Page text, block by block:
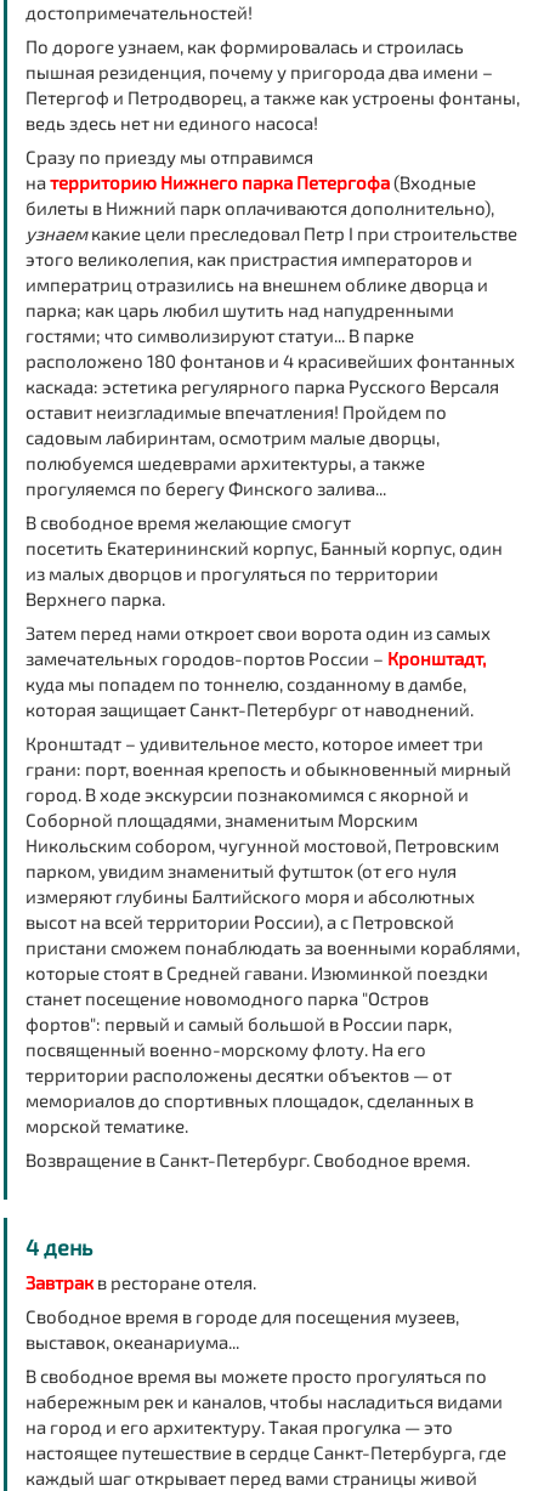
достопримечательностей!
По дороге узнаем, как формировалась и строилась
пышная резиденция, почему у пригорода два имени –
Петергоф и Петродворец, а также как устроены фонтаны,
ведь здесь нет ни единого насоса!
Сразу по приезду мы отправимся
натерриторию Нижнего парка Петергофа(Входные
билеты в Нижний парк оплачиваются дополнительно),
узнаемкакие цели преследовал Петр I при строительстве
этого великолепия, как пристрастия императоров и
императриц отразились на внешнем облике дворца и
парка; как царь любил шутить над напудренными
гостями; что символизируют статуи... В парке
расположено 180 фонтанов и 4 красивейших фонтанных
каскада: эстетика регулярного парка Русского Версаля
оставит неизгладимые впечатления! Пройдем по
садовым лабиринтам, осмотрим малые дворцы,
полюбуемся шедеврами архитектуры, а также
прогуляемся по берегу Финского залива...
В свободное время желающие смогут
посетить Екатерининский корпус, Банный корпус, один
из малых дворцов и прогуляться по территории
Верхнего парка.
Затем перед нами откроет свои ворота один из самых
замечательных городов-портов России – Кронштадт,
куда мы попадем по тоннелю, созданному в дамбе,
которая защищает Санкт-Петербург от наводнений.
Кронштадт – удивительное место, которое имеет три
грани: порт, военная крепость и обыкновенный мирный
город. В ходе экскурсии познакомимся с якорной и
Соборной площадями, знаменитым Морским
Никольским собором, чугунной мостовой, Петровским
парком, увидим знаменитый футшток (от его нуля
измеряют глубины Балтийского моря и абсолютных
высот на всей территории России), а с Петровской
пристани сможем понаблюдать за военными кораблями,
которые стоят в Средней гавани. Изюминкой поездки
станет посещение новомодного парка "Остров
фортов": первый и самый большой в России парк,
посвященный военно-морскому флоту. На его
территории расположены десятки объектов — от
мемориалов до спортивных площадок, сделанных в
морской тематике.
Возвращение в Санкт-Петербург. Свободное время.
4 день
Завтракв ресторане отеля.
Свободное время в городе для посещения музеев,
выставок, океанариума...
В свободное время вы можете просто прогуляться по
набережным рек и каналов, чтобы насладиться видами
на город и его архитектуру. Такая прогулка — это
настоящее путешествие в сердце Санкт-Петербурга, где
каждый шаг открывает перед вами страницы живой